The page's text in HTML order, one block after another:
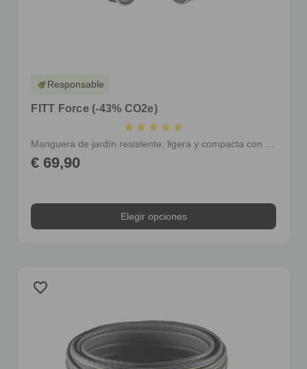
ecoResponsable
FITT Force (-43% CO2e)
€ 69,90
Elegir opciones
favorite_border